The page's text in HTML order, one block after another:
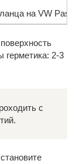
герметика: 2-3
с